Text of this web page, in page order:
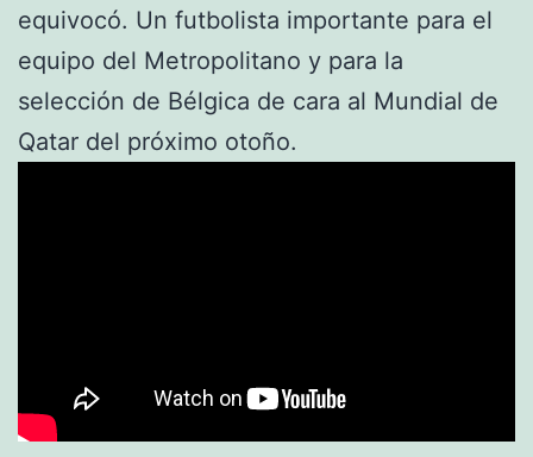
equivocó. Un futbolista importante para el
equipo del Metropolitano y para la
selección de Bélgica de cara al Mundial de
Qatar del próximo otoño.